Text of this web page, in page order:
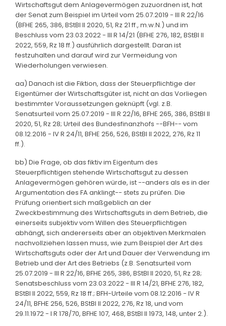
Wirtschaftsgut dem Anlagevermögen zuzuordnen ist, hat
der Senat zum Beispiel im Urteil vom 25.07.2019 - III R 22/16
(BFHE 265, 386, BStBl II 2020, 51, Rz 21 ff., m.w.N.) und im
Beschluss vom 23.03.2022 - III R 14/21 (BFHE 276, 182, BStBl II
2022, 559, Rz 18 ff.) ausführlich dargestellt. Daran ist
festzuhalten und darauf wird zur Vermeidung von
Wiederholungen verwiesen.
aa) Danach ist die Fiktion, dass der Steuerpflichtige der
Eigentümer der Wirtschaftsgüter ist, nicht an das Vorliegen
bestimmter Voraussetzungen geknüpft (vgl. z.B.
Senatsurteil vom 25.07.2019 - III R 22/16, BFHE 265, 386, BStBl II
2020, 51, Rz 28; Urteil des Bundesfinanzhofs --BFH-- vom
08.12.2016 - IV R 24/11, BFHE 256, 526, BStBl II 2022, 276, Rz 11
ff.).
bb) Die Frage, ob das fiktiv im Eigentum des
Steuerpflichtigen stehende Wirtschaftsgut zu dessen
Anlagevermögen gehören würde, ist --anders als es in der
Argumentation des FA anklingt-- stets zu prüfen. Die
Prüfung orientiert sich maßgeblich an der
Zweckbestimmung des Wirtschaftsguts in dem Betrieb, die
einerseits subjektiv vom Willen des Steuerpflichtigen
abhängt, sich andererseits aber an objektiven Merkmalen
nachvollziehen lassen muss, wie zum Beispiel der Art des
Wirtschaftsguts oder der Art und Dauer der Verwendung im
Betrieb und der Art des Betriebs (z.B. Senatsurteil vom
25.07.2019 - III R 22/16, BFHE 265, 386, BStBl II 2020, 51, Rz 28;
Senatsbeschluss vom 23.03.2022 - III R 14/21, BFHE 276, 182,
BStBl II 2022, 559, Rz 18 ff.; BFH-Urteile vom 08.12.2016 - IV R
24/11, BFHE 256, 526, BStBl II 2022, 276, Rz 18, und vom
29.11.1972 - I R 178/70, BFHE 107, 468, BStBl II 1973, 148, unter 2.).